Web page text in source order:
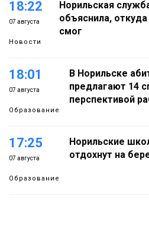
18:22
07 августа
Новости
Норильская
объяснила,
смог
18:01
07 августа
Образование
В Норильске
предлагают 14
перспективой
17:25
07 августа
Образование
Норильские
отдохнут на